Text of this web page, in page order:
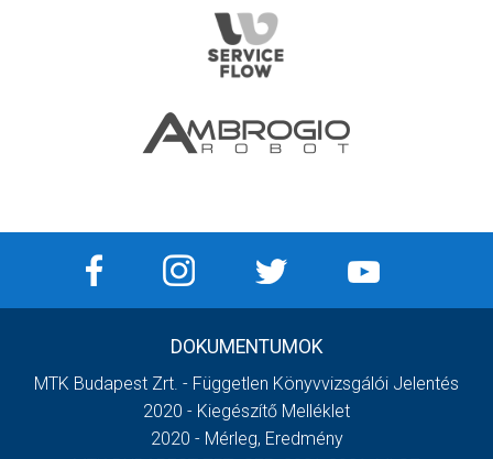
DOKUMENTUMOK
MTK Budapest Zrt. - Független Könyvvizsgálói Jelentés
2020 - Kiegészítő Melléklet
2020 - Mérleg, Eredmény